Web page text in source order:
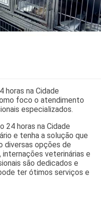
horas na Cidade
foco o atendimento
especializados.
24 horas na Cidade
e tenha a solução que
diversas opções de
veterinárias e
são dedicados e
ter ótimos serviços e